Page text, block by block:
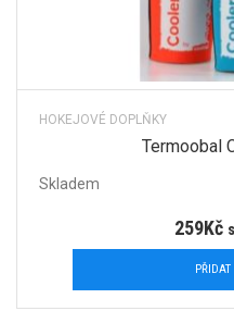
HOKEJOVÉ DOPLŇKY
Termoobal
259Kč
Skladem